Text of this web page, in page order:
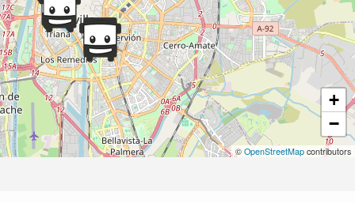
+
−
© OpenStreetMap contributors